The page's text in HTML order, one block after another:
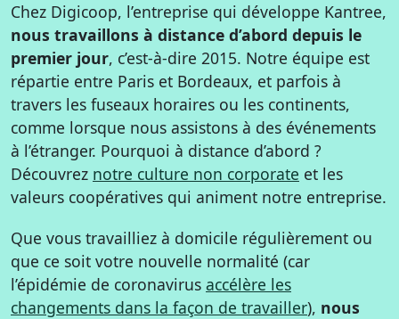
Chez Digicoop, l’entreprise qui développe Kantree,
nous travaillons à distance d’abord depuis le
premier jour, c’est-à-dire 2015. Notre équipe est
répartie entre Paris et Bordeaux, et parfois à
travers les fuseaux horaires ou les continents,
comme lorsque nous assistons à des événements
à l’étranger. Pourquoi à distance d’abord ?
Découvrez notre culture non corporate et les
valeurs coopératives qui animent notre entreprise.
Que vous travailliez à domicile régulièrement ou
que ce soit votre nouvelle normalité (car
l’épidémie de coronavirus accélère les
changements dans la façon de travailler), nous